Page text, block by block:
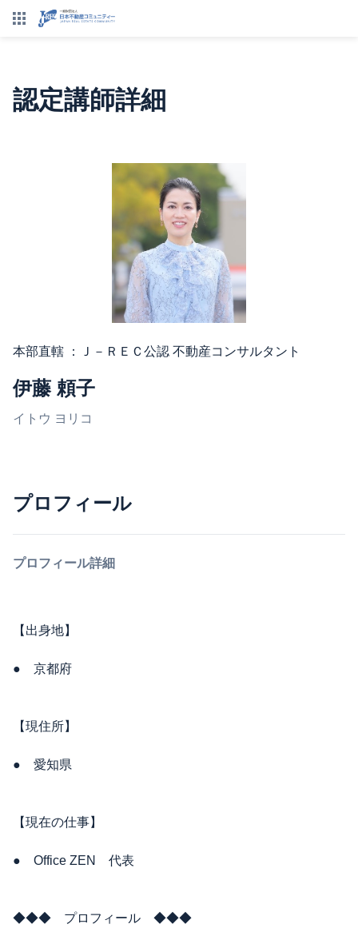
認定講師詳細
本部直轄 ：Ｊ－ＲＥＣ公認 不動産コンサルタント
伊藤 頼子
イトウ ヨリコ
プロフィール
プロフィール詳細
【出身地】
● 京都府
【現住所】
● 愛知県
【現在の仕事】
● Office ZEN 代表
◆◆◆ プロフィール ◆◆◆